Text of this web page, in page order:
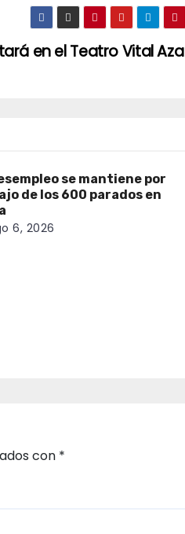
en el Teatro Vital Aza
se mantiene por
de los 600 parados en
6, 2026
con *